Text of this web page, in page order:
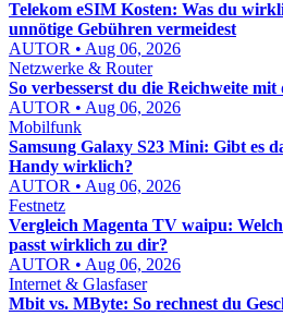
Telekom eSIM Kosten: Was du
unnötige Gebühren vermeidest
AUTOR • Aug 06, 2026
Netzwerke & Router
So verbesserst du die Reichweite
AUTOR • Aug 06, 2026
Mobilfunk
Samsung Galaxy S23 Mini: Gibt es
Handy wirklich?
AUTOR • Aug 06, 2026
Festnetz
Vergleich Magenta TV waipu:
passt wirklich zu dir?
AUTOR • Aug 06, 2026
Internet & Glasfaser
Mbit vs. MByte: So rechnest du